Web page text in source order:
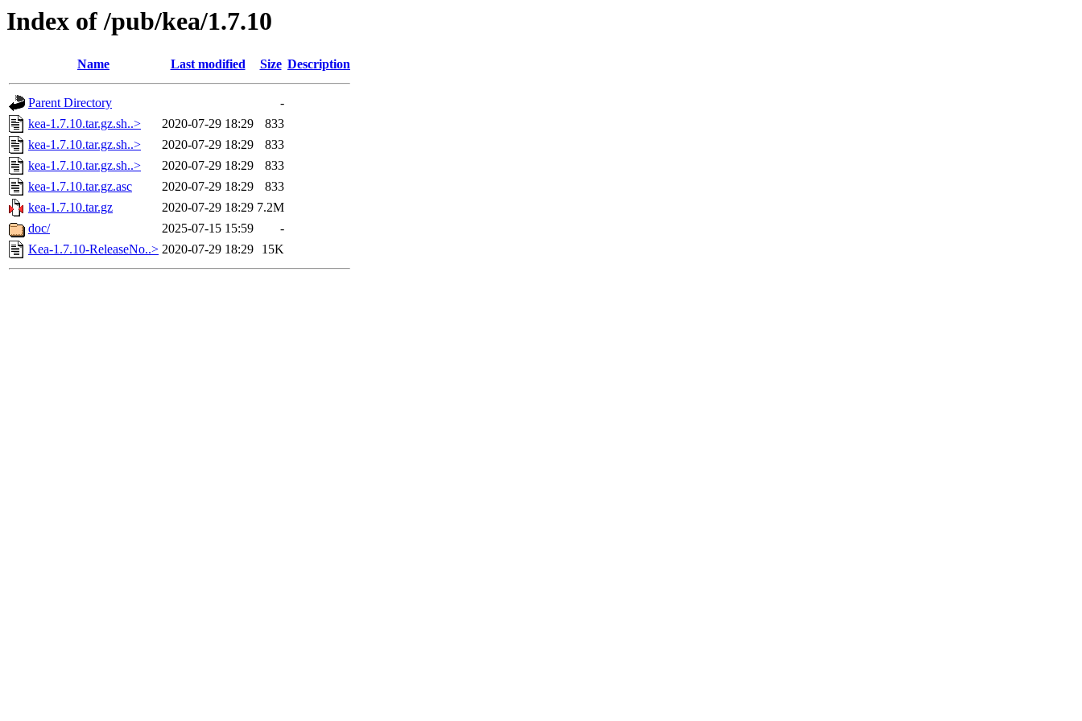
Index of /pub/kea/1.7.10
Name Last modified Size Description
Parent Directory
-
kea-1.7.10.tar.gz.sh..>
2020-07-29 18:29
833
kea-1.7.10.tar.gz.sh..>
2020-07-29 18:29
833
kea-1.7.10.tar.gz.sh..>
2020-07-29 18:29
833
kea-1.7.10.tar.gz.asc
2020-07-29 18:29
833
kea-1.7.10.tar.gz
2020-07-29 18:29 7.2M
doc/
2025-07-15 15:59
-
Kea-1.7.10-ReleaseNo..> 2020-07-29 18:29 15K